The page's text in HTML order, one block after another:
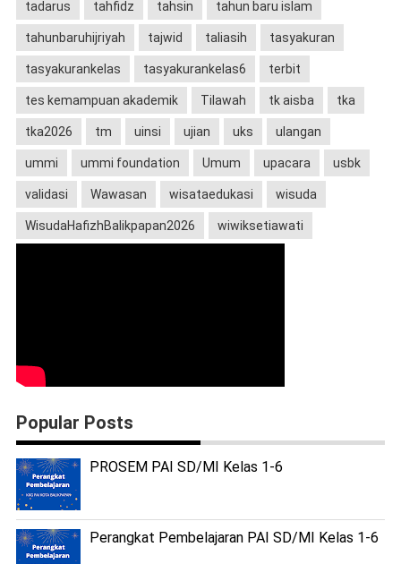
tadarus tahfidz tahsin tahun baru islam
tahunbaruhijriyah tajwid taliasih tasyakuran
tasyakurankelas tasyakurankelas6 terbit
tes kemampuan akademik Tilawah tk aisba tka
tka2026 tm uinsi ujian uks ulangan
ummi ummi foundation Umum upacara usbk
validasi Wawasan wisataedukasi wisuda
WisudaHafizhBalikpapan2026 wiwiksetiawati
Popular Posts
PROSEM PAI SD/MI Kelas 1-6
Perangkat Pembelajaran PAI SD/MI Kelas 1-6